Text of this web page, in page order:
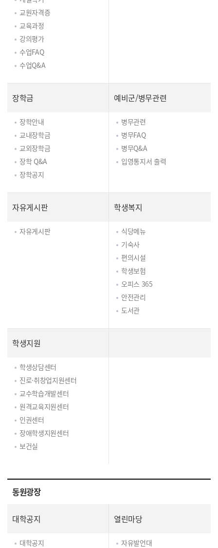
교원자격증
교육과정
강의평가
수업FAQ
수업Q&A
장학금
장학안내
교내장학금
교외장학금
장학 Q&A
장학공지
예비군/병무관련
병무관련
병무FAQ
병무Q&A
입영통지서 출력
자유게시판
자유게시판
학생복지
식당메뉴
기숙사
편의시설
학생보험
오피스 365
안전관리
도서관
학생지원
학생상담센터
진로·취창업지원센터
교수학습개발센터
원격교육지원센터
인권센터
장애학생지원센터
보건실
동원광장
대학공지
대학공지
열린마당
자유발언대